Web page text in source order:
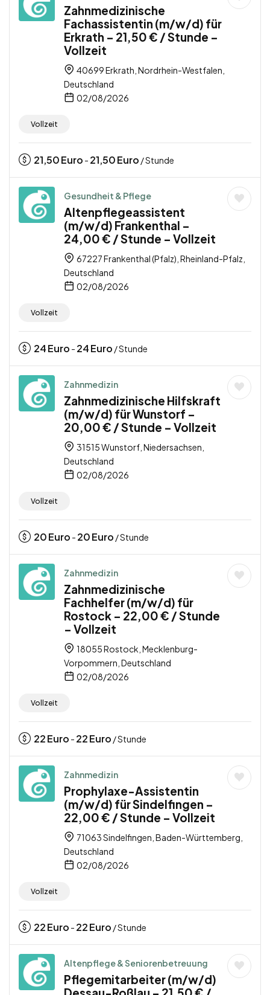
Zahnmedizinische
Fachassistentin (m/w/d) für
Erkrath – 21,50 € / Stunde –
Vollzeit
40699 Erkrath, Nordrhein-Westfalen,
Deutschland
02/08/2026
Vollzeit
21,50Euro - 21,50Euro / Stunde
Gesundheit & Pflege
Altenpflegeassistent
(m/w/d) Frankenthal –
24,00 € / Stunde – Vollzeit
67227 Frankenthal (Pfalz), Rheinland-Pfalz,
Deutschland
02/08/2026
Vollzeit
24Euro - 24Euro / Stunde
Zahnmedizin
Zahnmedizinische Hilfskraft
(m/w/d) für Wunstorf –
20,00 € / Stunde – Vollzeit
31515 Wunstorf, Niedersachsen,
Deutschland
02/08/2026
Vollzeit
20Euro - 20Euro / Stunde
Zahnmedizin
Zahnmedizinische
Fachhelfer (m/w/d) für
Rostock – 22,00 € / Stunde
– Vollzeit
18055 Rostock, Mecklenburg-
Vorpommern, Deutschland
02/08/2026
Vollzeit
22Euro - 22Euro / Stunde
Zahnmedizin
Prophylaxe-Assistentin
(m/w/d) für Sindelfingen –
22,00 € / Stunde – Vollzeit
71063 Sindelfingen, Baden-Württemberg,
Deutschland
02/08/2026
Vollzeit
22Euro - 22Euro / Stunde
Altenpflege & Seniorenbetreuung
Pflegemitarbeiter (m/w/d)